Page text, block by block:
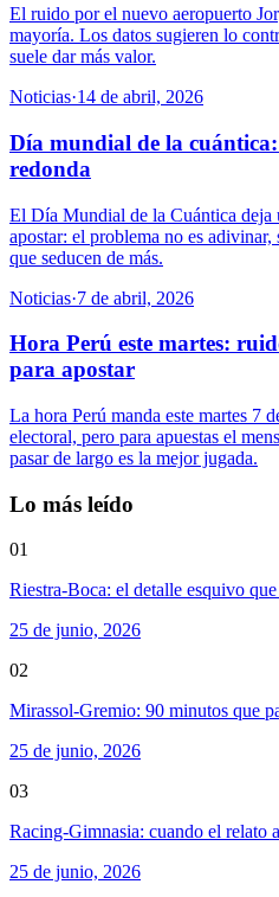
El ruido por el nuevo aeropuerto
mayoría. Los datos sugieren lo
suele dar más valor.
Noticias·14 de abril, 2026
Día mundial de la
redonda
El Día Mundial de la Cuántica deja
apostar: el problema no es
que seducen de más.
Noticias·7 de abril, 2026
Hora Perú este martes:
para apostar
La hora Perú manda este martes 7
electoral, pero para apuestas el
pasar de largo es la mejor jugada.
Lo más leído
01
Riestra-Boca: el detalle esquivo
25 de junio, 2026
02
Mirassol-Gremio: 90 minutos que
25 de junio, 2026
03
Racing-Gimnasia: cuando el relato
25 de junio, 2026